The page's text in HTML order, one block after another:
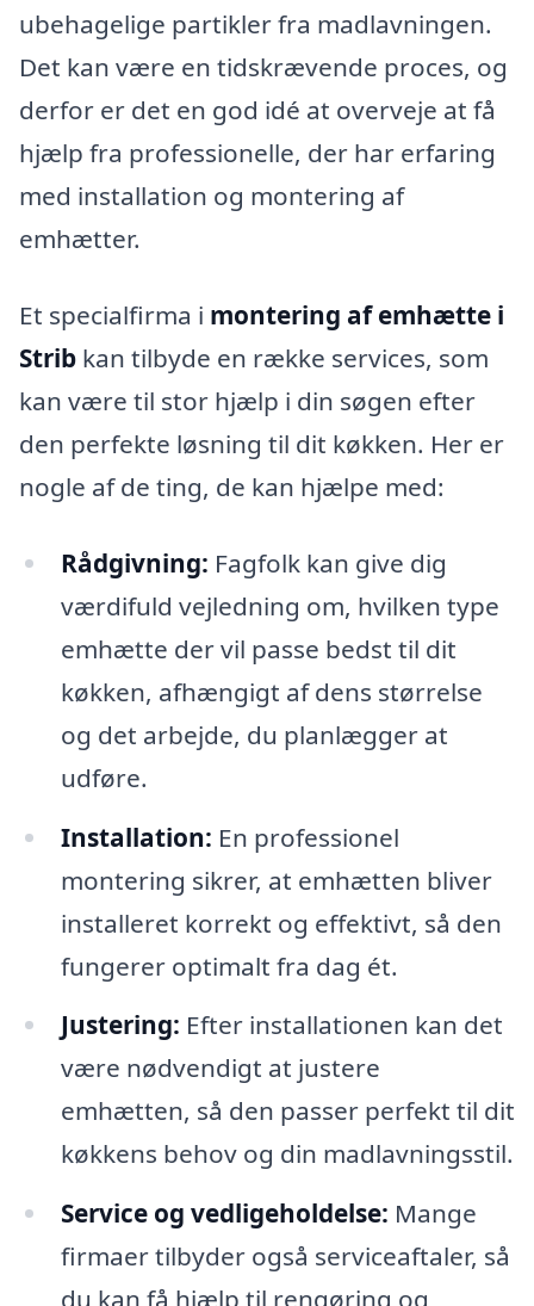
ubehagelige partikler fra madlavningen.
Det kan være en tidskrævende proces, og
derfor er det en god idé at overveje at få
hjælp fra professionelle, der har erfaring
med installation og montering af
emhætter.
Et specialfirma i montering af emhætte i
Strib kan tilbyde en række services, som
kan være til stor hjælp i din søgen efter
den perfekte løsning til dit køkken. Her er
nogle af de ting, de kan hjælpe med:
Rådgivning: Fagfolk kan give dig
værdifuld vejledning om, hvilken type
emhætte der vil passe bedst til dit
køkken, afhængigt af dens størrelse
og det arbejde, du planlægger at
udføre.
Installation: En professionel
montering sikrer, at emhætten bliver
installeret korrekt og effektivt, så den
fungerer optimalt fra dag ét.
Justering: Efter installationen kan det
være nødvendigt at justere
emhætten, så den passer perfekt til dit
køkkens behov og din madlavningsstil.
Service og vedligeholdelse: Mange
firmaer tilbyder også serviceaftaler, så
du kan få hjælp til rengøring og